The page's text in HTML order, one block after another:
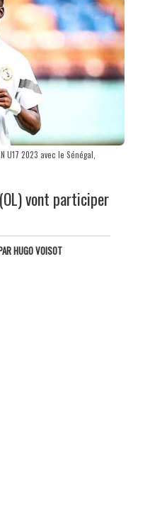
U17 2023 avec le Sénégal,
vont participer
HUGO VOISOT